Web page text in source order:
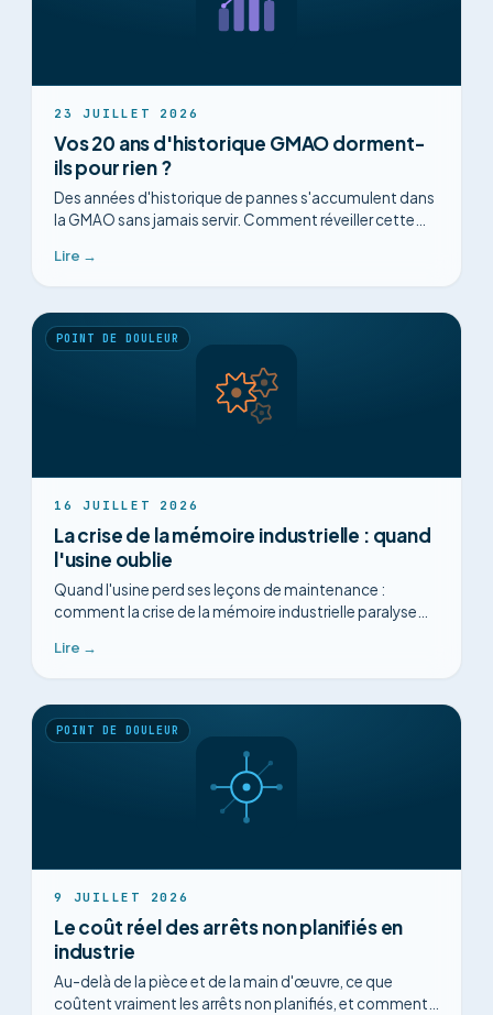
23 JUILLET 2026
Vos 20 ans d'historique GMAO dorment-
ils pour rien ?
Des années d'historique de pannes s'accumulent dans
la GMAO sans jamais servir. Comment réveiller cette
Lire →
POINT DE DOULEUR
16 JUILLET 2026
La crise de la mémoire industrielle : quand
l'usine oublie
Quand l'usine perd ses leçons de maintenance :
comment la crise de la mémoire industrielle paralyse
Lire →
POINT DE DOULEUR
9 JUILLET 2026
Le coût réel des arrêts non planifiés en
industrie
Au-delà de la pièce et de la main d'œuvre, ce que
coûtent vraiment les arrêts non planifiés, et comment